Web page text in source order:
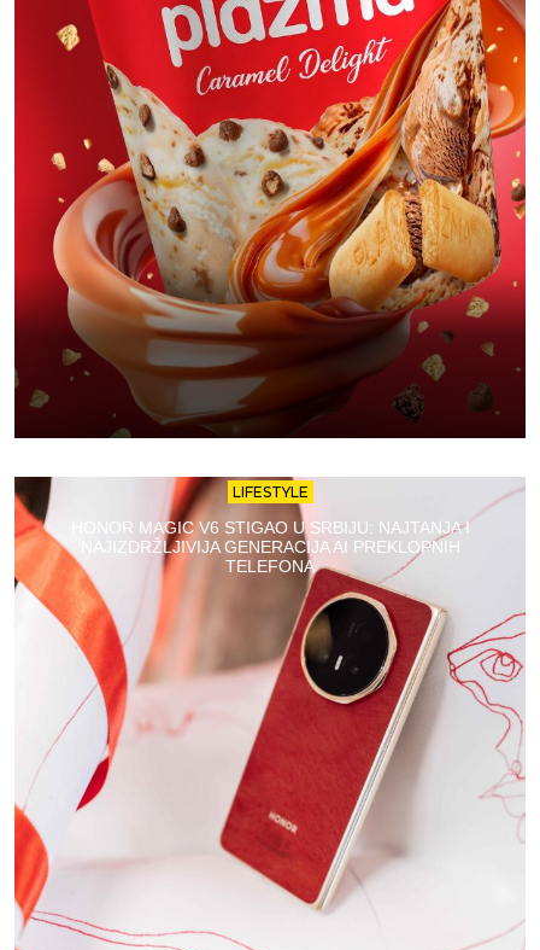
LIFESTYLE
HONOR MAGIC V6 STIGAO U SRBIJU: NAJTANJA I
NAJIZDRŽLJIVIJA GENERACIJA AI PREKLOPNIH
TELEFONA